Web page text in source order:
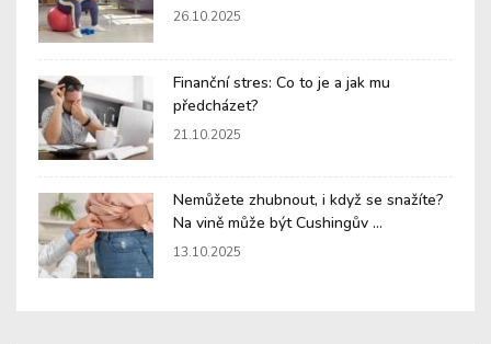
26.10.2025
Finanční stres: Co to je a jak mu
předcházet?
21.10.2025
Nemůžete zhubnout, i když se snažíte?
Na vině může být Cushingův ...
13.10.2025